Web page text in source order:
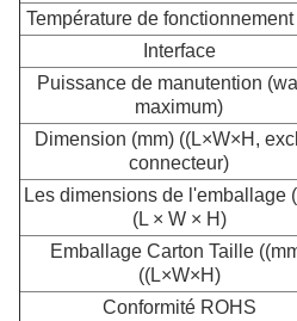
Température de fonctionnement
Interface
Puissance de manutention
maximum)
Dimension (mm) ((L×W×H,
connecteur)
Les dimensions de l'emballage
(L × W × H)
Emballage Carton Taille
((L×W×H)
Conformité ROHS